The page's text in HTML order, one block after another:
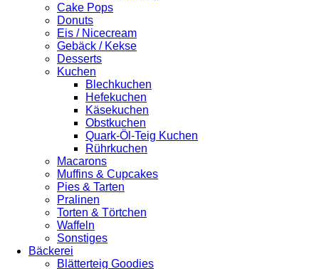
Cake Pops
Donuts
Eis / Nicecream
Gebäck / Kekse
Desserts
Kuchen
Blechkuchen
Hefekuchen
Käsekuchen
Obstkuchen
Quark-Öl-Teig Kuchen
Rührkuchen
Macarons
Muffins & Cupcakes
Pies & Tarten
Pralinen
Torten & Törtchen
Waffeln
Sonstiges
Bäckerei
Blätterteig Goodies